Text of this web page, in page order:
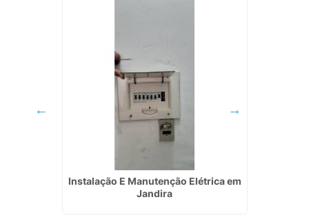
Instalação E Manutenção Elétrica em
Jandira